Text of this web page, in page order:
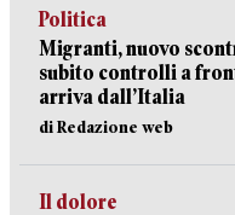
Politica
Migranti, nuovo
subito controlli a
arriva dall’Italia
di Redazione web
Il dolore